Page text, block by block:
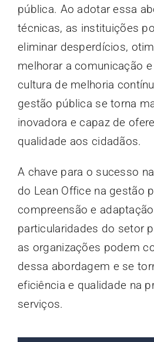
pública. Ao adotar essa
técnicas, as instituições
eliminar desperdícios,
melhorar a comunicação
cultura de melhoria
gestão pública se torna
inovadora e capaz de
qualidade aos cidadãos.
A chave para o sucesso
do Lean Office na gestão
compreensão e
particularidades do setor
as organizações podem
dessa abordagem e se
eficiência e qualidade na
serviços.